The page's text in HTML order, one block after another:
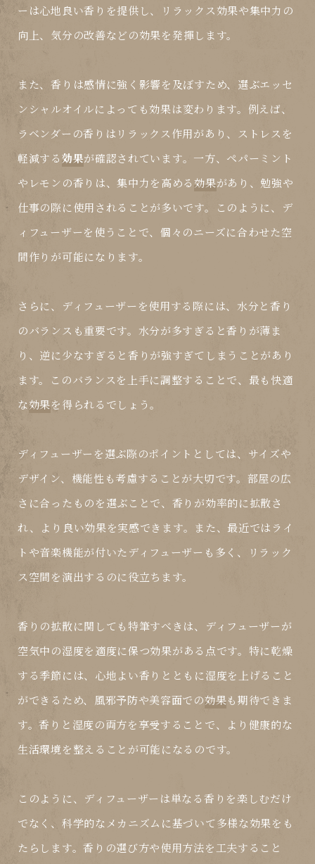
ーは心地良い香りを提供し、リラックス効果や集中力の
向上、気分の改善などの効果を発揮します。
また、香りは感情に強く影響を及ぼすため、選ぶエッセ
ンシャルオイルによっても効果は変わります。例えば、
ラベンダーの香りはリラックス作用があり、ストレスを
軽減する効果が確認されています。一方、ペパーミント
やレモンの香りは、集中力を高める効果があり、勉強や
仕事の際に使用されることが多いです。このように、デ
ィフューザーを使うことで、個々のニーズに合わせた空
間作りが可能になります。
さらに、ディフューザーを使用する際には、水分と香り
のバランスも重要です。水分が多すぎると香りが薄ま
り、逆に少なすぎると香りが強すぎてしまうことがあり
ます。このバランスを上手に調整することで、最も快適
な効果を得られるでしょう。
ディフューザーを選ぶ際のポイントとしては、サイズや
デザイン、機能性も考慮することが大切です。部屋の広
さに合ったものを選ぶことで、香りが効率的に拡散さ
れ、より良い効果を実感できます。また、最近ではライ
トや音楽機能が付いたディフューザーも多く、リラック
ス空間を演出するのに役立ちます。
香りの拡散に関しても特筆すべきは、ディフューザーが
空気中の湿度を適度に保つ効果がある点です。特に乾燥
する季節には、心地よい香りとともに湿度を上げること
ができるため、風邪予防や美容面での効果も期待できま
す。香りと湿度の両方を享受することで、より健康的な
生活環境を整えることが可能になるのです。
このように、ディフューザーは単なる香りを楽しむだけ
でなく、科学的なメカニズムに基づいて多様な効果をも
たらします。香りの選び方や使用方法を工夫すること